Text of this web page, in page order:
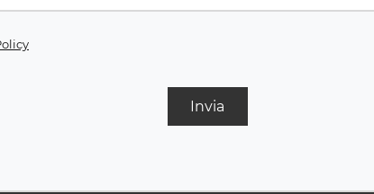
Invia